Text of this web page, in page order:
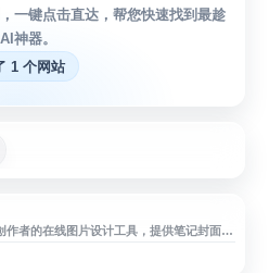
一键点击直达，帮您快速找到最趁
神器。
1 个网站
作者的在线图片设计工具，提供笔记封面、
过简单操作快速生成适合小红书发布场景
排版、封面设计等需求。网站支持免费使